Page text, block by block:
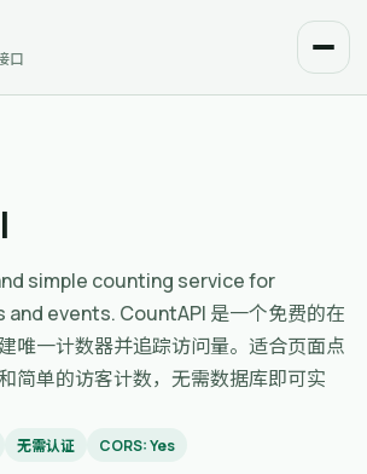
口
simple counting service for
events. CountAPI 是一个免费的在
唯一计数器并追踪访问量。适合页面点
简单的访客计数，无需数据库即可实
无需认证 CORS: Yes